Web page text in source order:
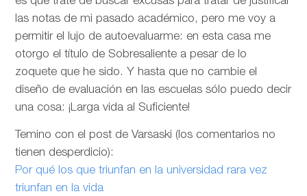
las notas de mi pasado académico, pero me voy a
permitir el lujo de autoevaluarme: en esta casa me
otorgo el título de Sobresaliente a pesar de lo
zoquete que he sido. Y hasta que no cambie el
diseño de evaluación en las escuelas sólo puedo decir
una cosa: ¡Larga vida al Suficiente!
Temino con el post de Varsaski (los comentarios no
tienen desperdicio):
Por qué los que triunfan en la universidad rara vez
triunfan en la vida